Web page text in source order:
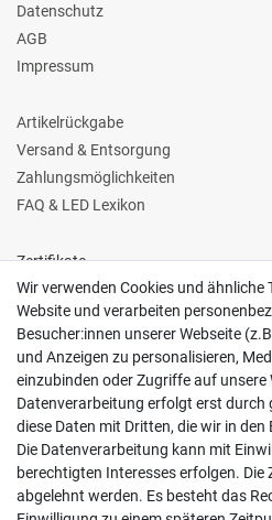
Datenschutz
AGB
Impressum
Artikelrückgabe
Versand & Entsorgung
Zahlungsmöglichkeiten
FAQ & LED Lexikon
Zertifikate
Follow us
Wir verwenden Cookies und ähnliche
Website und verarbeiten
Besucher:innen unserer Webseite
und Anzeigen zu personalisieren,
einzubinden oder Zugriffe auf unsere
Datenverarbeitung erfolgt erst durch
diese Daten mit Dritten, die wir in den
Die Datenverarbeitung kann mit
berechtigten Interesses erfolgen.
abgelehnt werden. Es besteht das